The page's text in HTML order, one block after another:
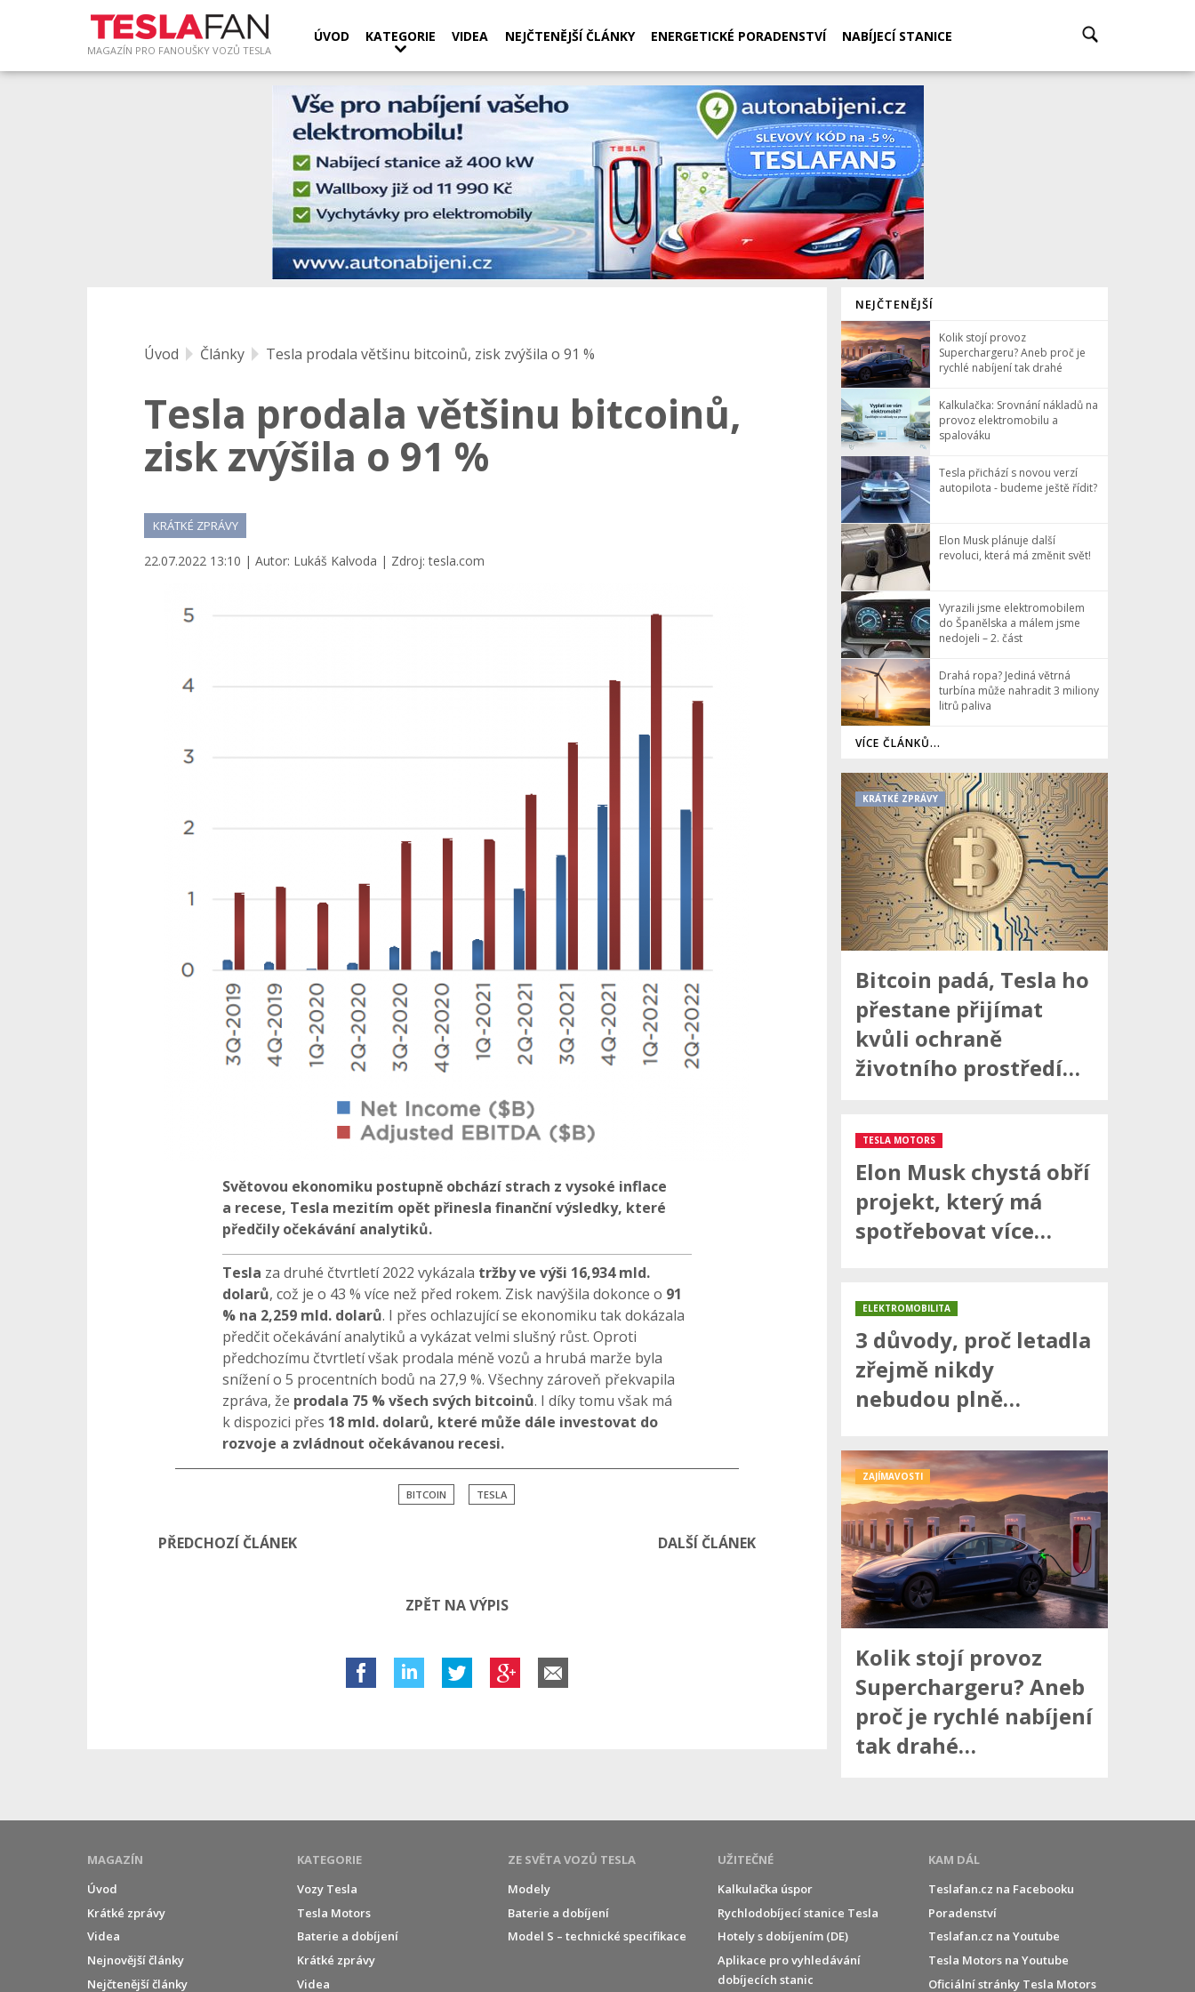
MAGAZÍN PRO FANOUŠKY VOZŮ TESLA
ÚVOD KATEGORIE VIDEA NEJČTENĚJŠÍ ČLÁNKY ENERGETICKÉ PORADENSTVÍ NABÍJECÍ STANICE
Úvod Články Tesla prodala většinu bitcoinů, zisk zvýšila o 91 %
Tesla prodala většinu bitcoinů,
zisk zvýšila o 91 %
KRÁTKÉ ZPRÁVY
22.07.2022 13:10 | Autor: Lukáš Kalvoda | Zdroj: tesla.com
Světovou ekonomiku postupně obchází strach z vysoké inflace
a recese, Tesla mezitím opět přinesla finanční výsledky, které
předčily očekávání analytiků.
Tesla za druhé čtvrtletí 2022 vykázala tržby ve výši 16,934 mld.
dolarů, což je o 43 % více než před rokem. Zisk navýšila dokonce o 91
% na 2,259 mld. dolarů. I přes ochlazující se ekonomiku tak dokázala
předčit očekávání analytiků a vykázat velmi slušný růst. Oproti
předchozímu čtvrtletí však prodala méně vozů a hrubá marže byla
snížení o 5 procentních bodů na 27,9 %. Všechny zároveň překvapila
zpráva, že prodala 75 % všech svých bitcoinů. I díky tomu však má
k dispozici přes 18 mld. dolarů, které může dále investovat do
rozvoje a zvládnout očekávanou recesi.
BITCOIN TESLA
PŘEDCHOZÍ ČLÁNEK DALŠÍ ČLÁNEK
ZPĚT NA VÝPIS
NEJČTENĚJŠÍ
Kolik stojí provoz
Superchargeru? Aneb proč je
rychlé nabíjení tak drahé
Kalkulačka: Srovnání nákladů na
provoz elektromobilu a
spalováku
Tesla přichází s novou verzí
autopilota - budeme ještě řídit?
Elon Musk plánuje další
revoluci, která má změnit svět!
Vyrazili jsme elektromobilem
do Španělska a málem jsme
nedojeli – 2. část
Drahá ropa? Jediná větrná
turbína může nahradit 3 miliony
litrů paliva
VÍCE ČLÁNKŮ...
Bitcoin padá, Tesla ho
přestane přijímat
kvůli ochraně
životního prostředí…
KRÁTKÉ ZPRÁVY
Elon Musk chystá obří
projekt, který má
spotřebovat více…
TESLA MOTORS
3 důvody, proč letadla
zřejmě nikdy
nebudou plně…
ELEKTROMOBILITA
Kolik stojí provoz
Superchargeru? Aneb
proč je rychlé nabíjení
tak drahé…
ZAJÍMAVOSTI
MAGAZÍN
Úvod
Krátké zprávy
Videa
Nejnovější články
Nejčtenější články
KATEGORIE
Vozy Tesla
Tesla Motors
Baterie a dobíjení
Krátké zprávy
Videa
ZE SVĚTA VOZŮ TESLA
Modely
Baterie a dobíjení
Model S – technické specifikace
UŽITEČNÉ
Kalkulačka úspor
Rychlodobíjecí stanice Tesla
Hotely s dobíjením (DE)
Aplikace pro vyhledávání
dobíjecích stanic
KAM DÁL
Teslafan.cz na Facebooku
Poradenství
Teslafan.cz na Youtube
Tesla Motors na Youtube
Oficiální stránky Tesla Motors